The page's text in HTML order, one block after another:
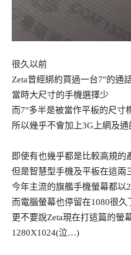
很久以前
Zeta曾經綁約買過一台7″的通
當時大尺寸的手機選擇少
而7″多半是被當作平板的尺寸
所以幾乎不會加上3G上網及通
即使有也幾乎都是比較高規的
但是智慧型手機及平板在這兩
今年主流的旗艦手機螢幕都以
而電腦螢幕也停留在1080很久
更不要說Zeta現在打這篇的螢
1280X1024(泣…)